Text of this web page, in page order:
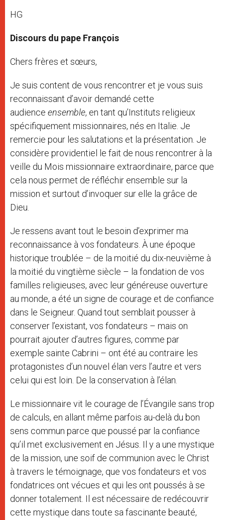
HG
Discours du pape François
Chers frères et sœurs,
Je suis content de vous rencontrer et je vous suis
reconnaissant d’avoir demandé cette
audience ensemble, en tant qu’Instituts religieux
spécifiquement missionnaires, nés en Italie. Je
remercie pour les salutations et la présentation. Je
considère providentiel le fait de nous rencontrer à la
veille du Mois missionnaire extraordinaire, parce que
cela nous permet de réfléchir ensemble sur la
mission et surtout d’invoquer sur elle la grâce de
Dieu.
Je ressens avant tout le besoin d’exprimer ma
reconnaissance à vos fondateurs. À une époque
historique troublée – de la moitié du dix-neuvième à
la moitié du vingtième siècle – la fondation de vos
familles religieuses, avec leur généreuse ouverture
au monde, a été un signe de courage et de confiance
dans le Seigneur. Quand tout semblait pousser à
conserver l’existant, vos fondateurs – mais on
pourrait ajouter d’autres figures, comme par
exemple sainte Cabrini – ont été au contraire les
protagonistes d’un nouvel élan vers l’autre et vers
celui qui est loin. De la conservation à l’élan.
Le missionnaire vit le courage de l’Évangile sans trop
de calculs, en allant même parfois au-delà du bon
sens commun parce que poussé par la confiance
qu’il met exclusivement en Jésus. Il y a une mystique
de la mission, une soif de communion avec le Christ
à travers le témoignage, que vos fondateurs et vos
fondatrices ont vécues et qui les ont poussés à se
donner totalement. Il est nécessaire de redécouvrir
cette mystique dans toute sa fascinante beauté,